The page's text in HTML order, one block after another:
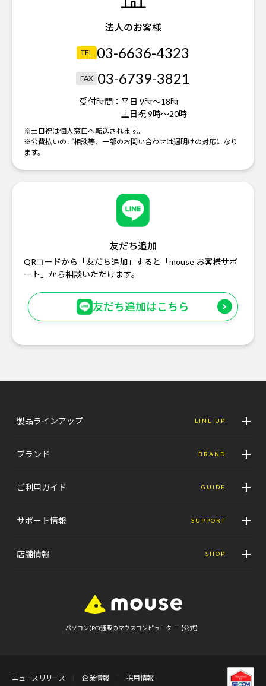
法人のお客様
TEL 03-6636-4323
FAX 03-6739-3821
受付時間： 平日 9時～18時
土日祝 9時～20時
※土日祝は個人窓口へ転送されます。
※公費払いのご相談等、一部のお問い合わせは週明けの対応になり
ます。
友だち追加
QRコードから「友だち追加」すると「mouse お客様サポ
ート」から相談いただけます。
友だち追加はこちら
製品ラインアップ LINE UP
ブランド BRAND
ご利用ガイド GUIDE
サポート情報 SUPPORT
店舗情報 SHOP
パソコン(PC)通販のマウスコンピューター【公式】
ニュースリリース 企業情報 採用情報